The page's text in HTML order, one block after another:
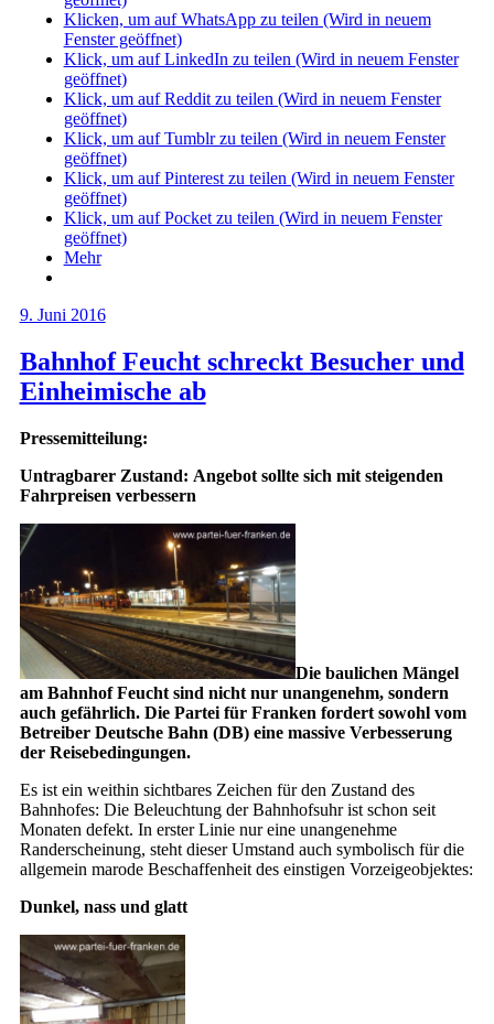
Klicken, um auf WhatsApp zu teilen (Wird in neuem
Fenster geöffnet)
Klick, um auf LinkedIn zu teilen (Wird in neuem Fenster
geöffnet)
Klick, um auf Reddit zu teilen (Wird in neuem Fenster
geöffnet)
Klick, um auf Tumblr zu teilen (Wird in neuem Fenster
geöffnet)
Klick, um auf Pinterest zu teilen (Wird in neuem Fenster
geöffnet)
Klick, um auf Pocket zu teilen (Wird in neuem Fenster
geöffnet)
Mehr
9. Juni 2016
Bahnhof Feucht schreckt Besucher und
Einheimische ab
Pressemitteilung:
Untragbarer Zustand: Angebot sollte sich mit steigenden
Fahrpreisen verbessern
Die baulichen Mängel
am Bahnhof Feucht sind nicht nur unangenehm, sondern
auch gefährlich. Die Partei für Franken fordert sowohl vom
Betreiber Deutsche Bahn (DB) eine massive Verbesserung
der Reisebedingungen.
Es ist ein weithin sichtbares Zeichen für den Zustand des
Bahnhofes: Die Beleuchtung der Bahnhofsuhr ist schon seit
Monaten defekt. In erster Linie nur eine unangenehme
Randerscheinung, steht dieser Umstand auch symbolisch für die
allgemein marode Beschaffenheit des einstigen Vorzeigeobjektes:
Dunkel, nass und glatt